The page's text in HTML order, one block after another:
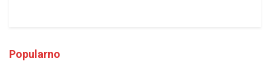
Popularno